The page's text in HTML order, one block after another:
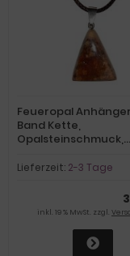
Feueropal
Band Kette,
Opalsteinschmuck,
Mexiko,
Lieferzeit: 2-3 Tage
inkl. 19 % MwSt. zzgl.